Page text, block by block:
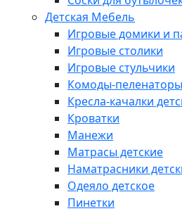
Детская Мебель
Игровые домики и
Игровые столики
Игровые стульчики
Комоды-пеленаторы
Кресла-качалки
Кроватки
Манежи
Матрасы детские
Наматрасники
Одеяло детское
Пинетки